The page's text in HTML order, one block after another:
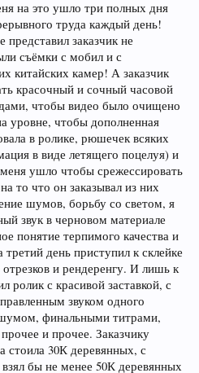
на это ушло три полных дня
труда каждый день!
заказчик не
съёмки с мобил и с
китайских камер! А заказчик
красочный и сочный часовой
чтобы видео было очищено
уровне, чтобы дополненная
в ролике, рюшечек всяких
в виде летящего поцелуя) и
ушло чтобы срежессировать
то что он заказывал из них
шумов, борьбу со светом, я
звук в черновом материале
понятие терпимого качества и
день приступил к склейке
и рендеренгу. И лишь к
ролик с красивой заставкой, с
звуком одного
финальными титрами,
и прочее. Заказчику
стоила 30К деревянных, с
бы не менее 50К деревянных